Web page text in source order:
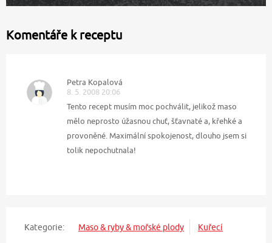
Komentáře k receptu
Petra Kopalová
8. 5. 2008 20:06
Tento recept musím moc pochválit, jelikož maso
mělo neprosto úžasnou chuť, šťavnaté a, křehké a
provoněné. Maximální spokojenost, dlouho jsem si
tolik nepochutnala!
Kategorie: Maso & ryby & mořské plody Kuřecí